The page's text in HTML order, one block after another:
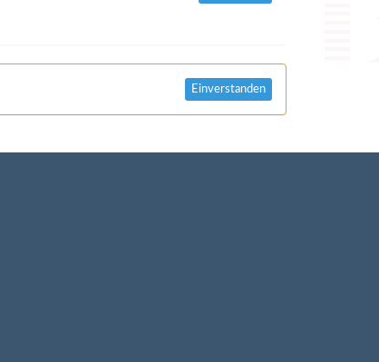
Einverstanden